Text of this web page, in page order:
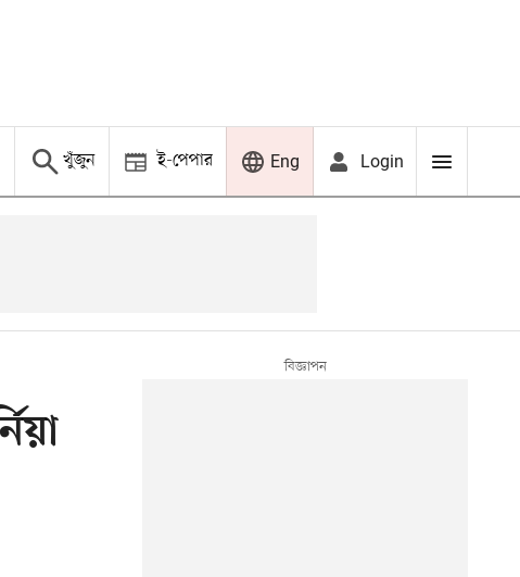
খুঁজুন ই-পেপার Eng Login